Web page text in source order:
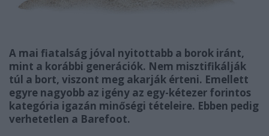
A mai fiatalság jóval nyitottabb a borok iránt,
mint a korábbi generációk. Nem misztifikálják
túl a bort, viszont meg akarják érteni. Emellett
egyre nagyobb az igény az egy-kétezer forintos
kategória igazán minőségi tételeire. Ebben pedig
verhetetlen a Barefoot.